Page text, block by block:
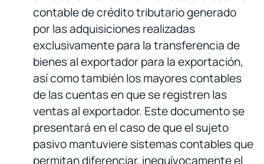
contable de crédito tributario generado
por las adquisiciones realizadas
exclusivamente para la transferencia de
bienes al exportador para la exportación,
así como también los mayores contables
de las cuentas en que se registren las
ventas al exportador. Este documento se
presentará en el caso de que el sujeto
pasivo mantuviere sistemas contables que
permitan diferenciar, inequívocamente el